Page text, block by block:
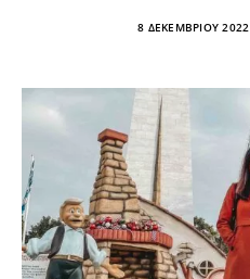
8 ΔΕΚΕΜΒΡΊΟΥ 2022